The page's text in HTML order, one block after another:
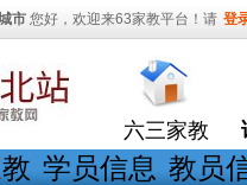
市 您好，欢迎来63家教平台！请 登
六三家教
学员信息 教员